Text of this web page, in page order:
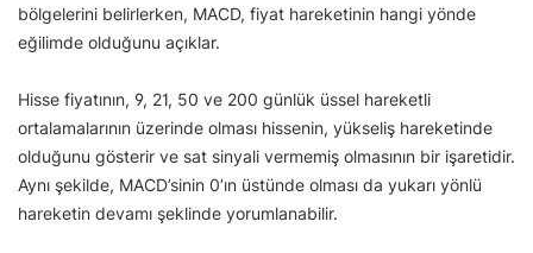
bölgelerini belirlerken, MACD, fiyat hareketinin hangi yönde
eğilimde olduğunu açıklar.
Hisse fiyatının, 9, 21, 50 ve 200 günlük üssel hareketli
ortalamalarının üzerinde olması hissenin, yükseliş hareketinde
olduğunu gösterir ve sat sinyali vermemiş olmasının bir işaretidir.
Aynı şekilde, MACD’sinin 0’ın üstünde olması da yukarı yönlü
hareketin devamı şeklinde yorumlanabilir.